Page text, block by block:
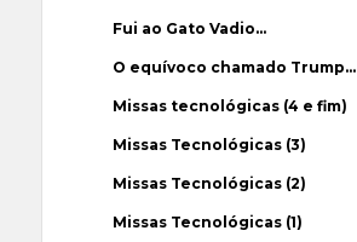
Fui ao Gato Vadio…
O equívoco chamado Trump…
Missas tecnológicas (4 e fim)
Missas Tecnológicas (3)
Missas Tecnológicas (2)
Missas Tecnológicas (1)